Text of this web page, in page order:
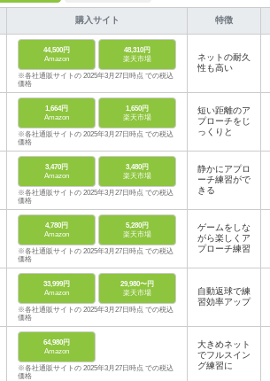
購入サイト 特徴
44,500円
Amazon
48,310円
楽天市場
※各社通販サイトの 2025年3月27日時点 での税込
価格
ネットの耐久
性も高い
1,664円
Amazon
1,650円
楽天市場
※各社通販サイトの 2025年3月27日時点 での税込
価格
短い距離のア
プローチをじ
っくりと
3,470円
Amazon
3,480円
楽天市場
※各社通販サイトの 2025年3月27日時点 での税込
価格
静かにアプロ
ーチ練習がで
きる
4,780円
Amazon
5,280円
楽天市場
※各社通販サイトの 2025年3月27日時点 での税込
価格
ゲームをしな
がら楽しくア
プローチ練習
33,999円
Amazon
29,980〜円
楽天市場
※各社通販サイトの 2025年3月27日時点 での税込
価格
自動返球で練
習効率アップ
64,980円
Amazon
※各社通販サイトの 2025年3月27日時点 での税込
価格
大きめネット
でフルスイン
グ練習に